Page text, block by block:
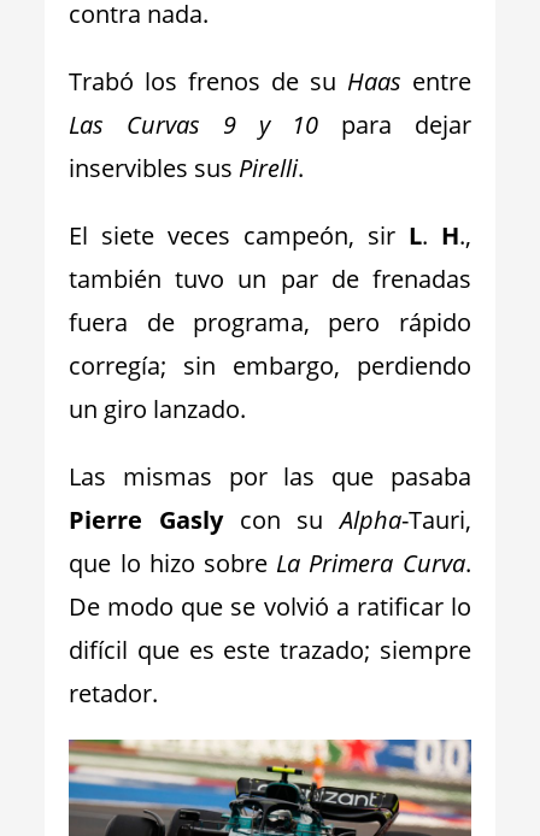
contra nada.
Trabó los frenos de su Haas entre
Las Curvas 9 y 10 para dejar
inservibles sus Pirelli.
El siete veces campeón, sir L. H.,
también tuvo un par de frenadas
fuera de programa, pero rápido
corregía; sin embargo, perdiendo
un giro lanzado.
Las mismas por las que pasaba
Pierre Gaslycon suAlpha-Tauri,
que lo hizo sobre La Primera Curva.
De modo que se volvió a ratificar lo
difícil que es este trazado; siempre
retador.